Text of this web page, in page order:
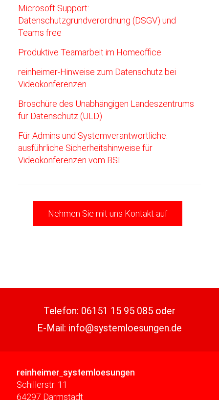
Microsoft Support:
Datenschutzgrundverordnung (DSGV) und
Teams free
Produktive Teamarbeit im Homeoffice
reinheimer-Hinweise zum Datenschutz bei
Videokonferenzen
Broschüre des Unabhängigen Landeszentrums
für Datenschutz (ULD)
Für Admins und Systemverantwortliche:
ausführliche Sicherheitshinweise für
Videokonferenzen vom BSI
Nehmen Sie mit uns Kontakt auf
Telefon: 06151 15 95 085 oder
E-Mail: info@systemloesungen.de
reinheimer systemloesungen
Schillerstr. 11
64297 Darmstadt